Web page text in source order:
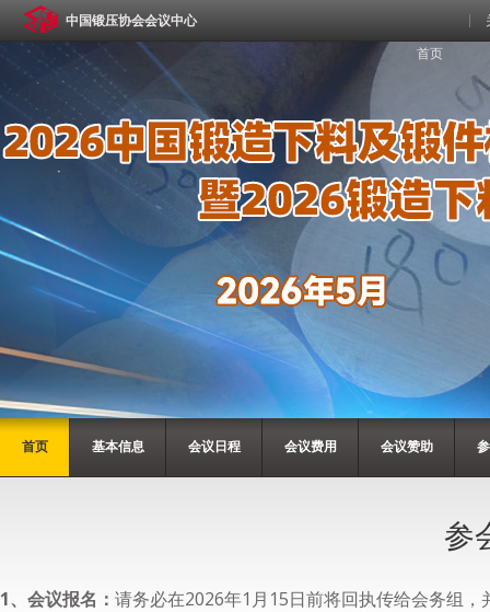
中国锻压协会会议中心
首页
首页 基本信息 会议日程 会议费用 会议赞助
参
1、会议报名： 请务必在2026年1月15日前将回执传给会务组